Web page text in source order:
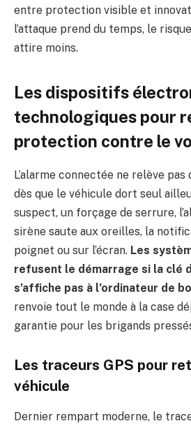
entre protection visible et
l’attaque prend du temps, le
attire moins.
Les dispositifs
technologiques pour
protection contre le
L’alarme connectée ne relève
dès que le véhicule dort seul
suspect, un forçage de serrure,
sirène saute aux oreilles, la
poignet ou sur l’écran. Les
refusent le démarrage si la clé
s’affiche pas à l’ordinateur de
renvoie tout le monde à la case
garantie pour les brigands
Les traceurs GPS pour
véhicule
Dernier rempart moderne, le